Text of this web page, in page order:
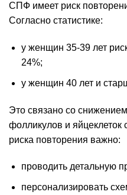
СПФ имеет риск
Согласно статистике:
у женщин 35-39 лет
24%;
у женщин 40 лет и
Это связано со
фолликулов и яйцеклеток
риска повторения важно:
проводить детальную
персонализировать